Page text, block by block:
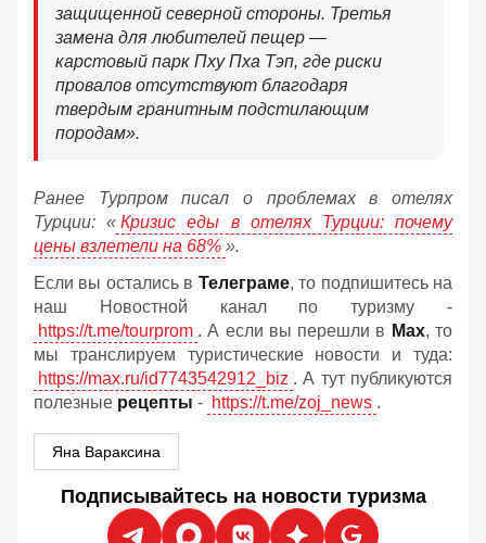
защищенной северной стороны. Третья
замена для любителей пещер —
карстовый парк Пху Пха Тэп, где риски
провалов отсутствуют благодаря
твердым гранитным подстилающим
породам».
Ранее Турпром писал о проблемах в отелях
Турции: « Кризис еды в отелях Турции: почему
цены взлетели на 68% ».
Если вы остались в Телеграме, то подпишитесь на
наш Новостной канал по туризму -
https://t.me/tourprom . А если вы перешли в Мах, то
мы транслируем туристические новости и туда:
https://max.ru/id7743542912_biz . А тут публикуются
полезные рецепты - https://t.me/zoj_news .
Яна Вараксина
Подписывайтесь на новости туризма